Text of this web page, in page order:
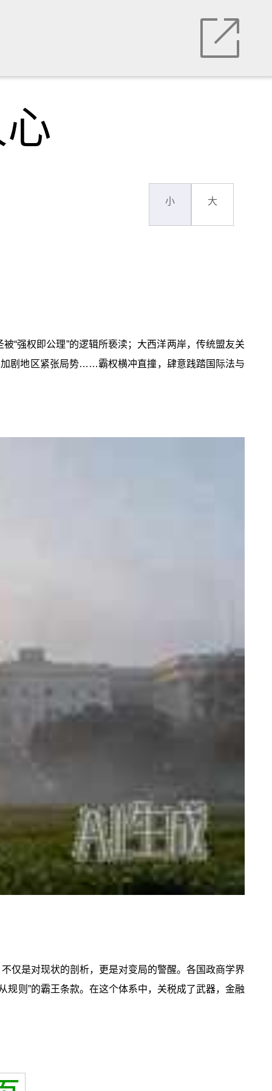
小 大
“强权即公理”的逻辑所亵渎；大西洋两岸，传统盟友关
剧地区紧张局势……霸权横冲直撞，肆意践踏国际法与
仅是对现状的剖析，更是对变局的警醒。各国政商学界
规则”的霸王条款。在这个体系中，关税成了武器，金融